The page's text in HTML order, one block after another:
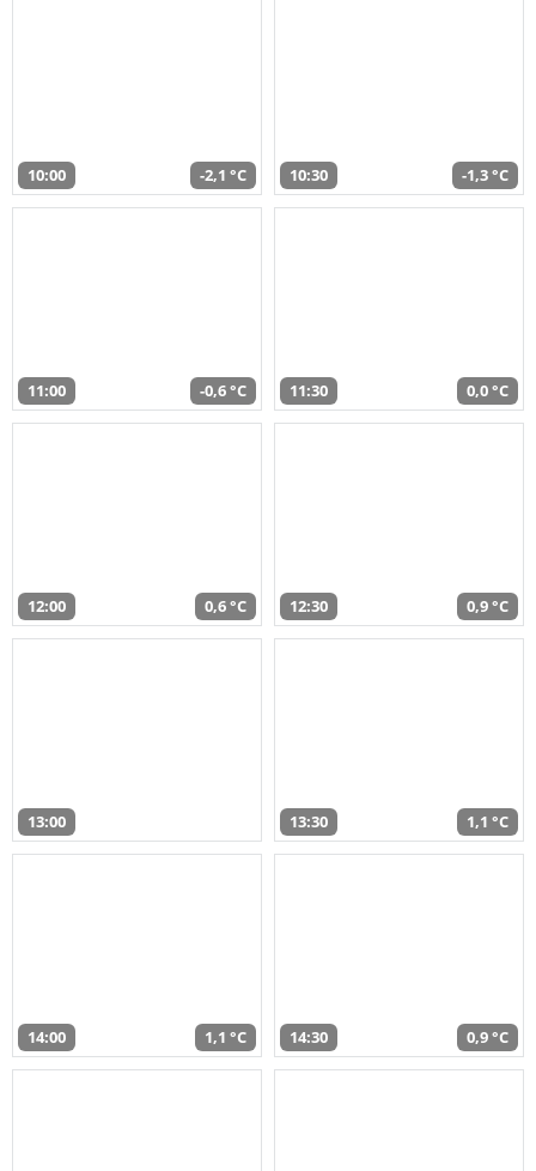
10:00 -2,1 °C 10:30 -1,3 °C
11:00 -0,6 °C 11:30 0,0 °C
12:00 0,6 °C 12:30 0,9 °C
13:00 13:30 1,1 °C
14:00 1,1 °C 14:30 0,9 °C